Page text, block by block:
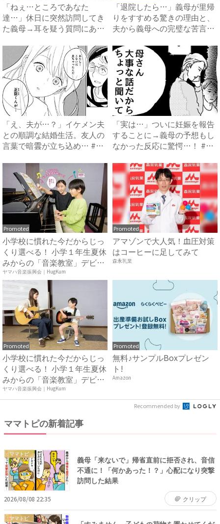
「ねぇ…ところであなた
達…」休日に突然訪問してき
た義母→耳を疑う質問にあ
「退院したら…」義母が里帰
りをすすめる驚きの理由と、
夫から義母への完璧な苦言
「え、夫が…？」イケメン夫
との順調な結婚生活。友人の
言葉で暗雲が立ち込め… #
「実は…」ついに妊娠を報告
することに→義母の予想もし
なかった反応に驚愕…！ #
Promoted
小学校に慣れた今だからじっ
くり選べる！ 小学１年生夏休
みからの「音楽教室」デビ
ュ...
ヤマハ音楽振興会｜HugKum
Promoted
アマゾンで大人気！血圧対策
はコーヒーに足してみて
森永乳業
Promoted
小学校に慣れた今だからじっ
くり選べる！ 小学１年生夏休
みからの「音楽教室」デビ
ュ...
ヤマハ音楽振興会｜HugKum
Promoted
無料♪サンプルBoxプレゼン
ト!
Amazon
Recommended by
ママトピの新着記事
ママトピ
義母「来ないで」帰省直前に拒否され、音信
不通に！「何かあった！？」心配になり突撃
訪問した結果
2026/08/08 22:35 クリップ
ママトピ